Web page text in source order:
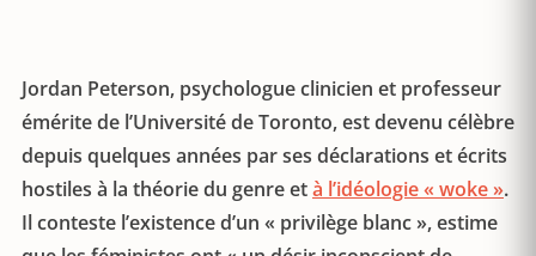
Jordan Peterson, psychologue clinicien et professeur
émérite de l’Université de Toronto, est devenu célèbre
depuis quelques années par ses déclarations et écrits
hostiles à la théorie du genre età l’idéologie « woke ».
Il conteste l’existence d’un « privilège blanc », estime